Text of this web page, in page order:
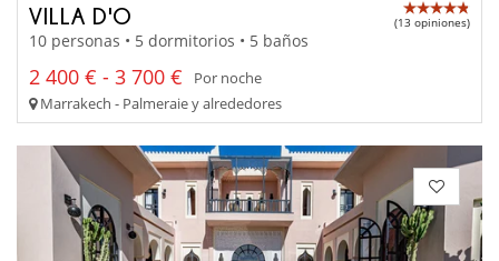
VILLA D'O (13 opiniones)
10 personas • 5 dormitorios • 5 baños
2 400 € - 3 700 €
Por noche
Marrakech - Palmeraie y alrededores